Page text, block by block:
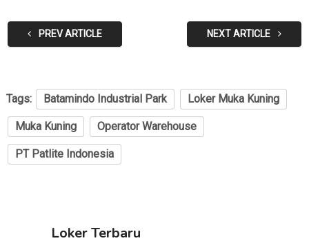
PREV ARTICLE NEXT ARTICLE
Tags: Batamindo Industrial Park Loker Muka Kuning
Muka Kuning Operator Warehouse
PT Patlite Indonesia
Loker Terbaru